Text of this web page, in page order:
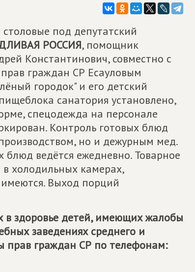
под депутатский
РОССИЯ, помощник
Константинович, совместно с
граждан СР Есауловым
городок" и его детский
санатория установлено,
спецодежда на персонале
Контроль готовых блюд
но и дежурным мед.
ведётся ежедневно. Товарное
в холодильных камерах,
Выход порций
в здоровье детей, имеющих жалобы
заведениях среднего и
прав граждан СР по телефонам: